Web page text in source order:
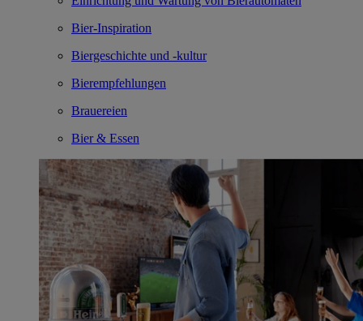
Bier-Inspiration
Biergeschichte und -kultur
Bierempfehlungen
Brauereien
Bier & Essen